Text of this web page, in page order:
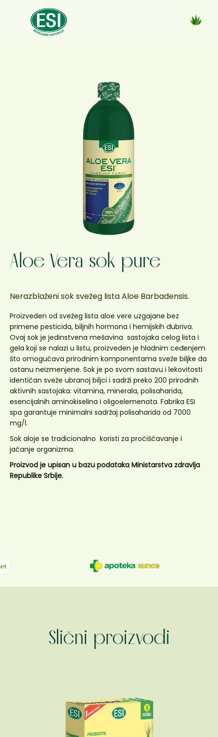
Aloe Vera sok pure
Nerazblaženi sok svežeg lista Aloe Barbadensis.
Proizveden od svežeg lista aloe vere uzgajane bez
primene pesticida, biljnih hormona i hemijskih đubriva.
Ovaj sok je jedinstvena mešavina sastojaka celog lista i
gela koji se nalazi u listu, proizveden je hladnim ceđenjem
što omogućava prirodnim komponentama sveže biljke da
ostanu neizmenjene. Sok je po svom sastavu i lekovitosti
identičan sveže ubranoj biljci i sadrži preko 200 prirodnih
aktivnih sastojaka: vitamina, minerala, polisaharida,
esencijalnih aminokiselina i oligoelemenata. Fabrika ESI
spa garantuje minimalni sadržaj polisaharida od 7000
mg/l.
Sok aloje se tradicionalno koristi za pročišćavanje i
jačanje organizma.
Proizvod je upisan u bazu podataka Ministarstva zdravlja
Republike Srbije.
Slični proizvodi